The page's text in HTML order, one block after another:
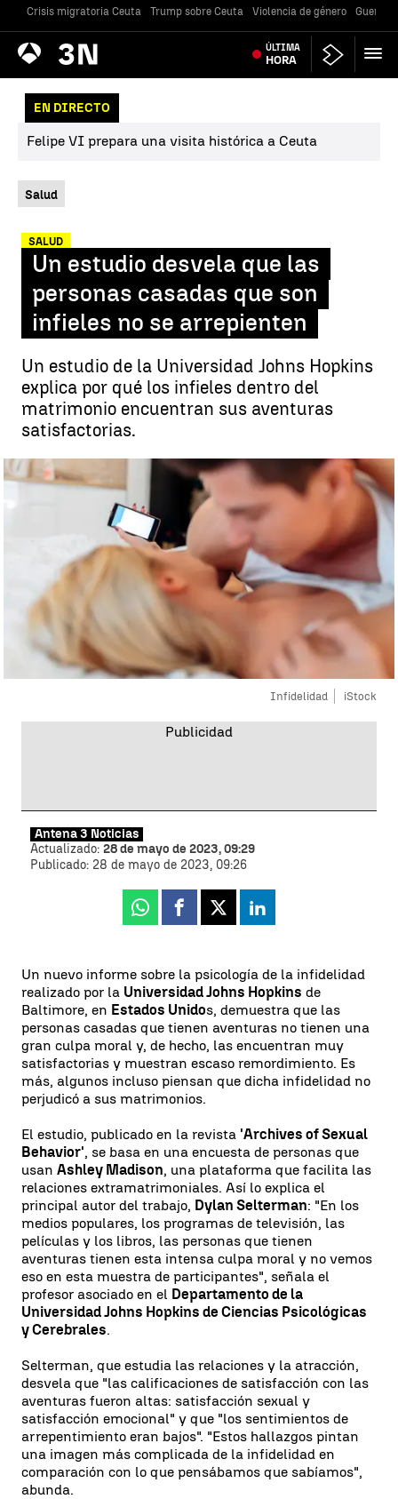
Crisis migratoria Ceuta Trump sobre Ceuta Violencia de género Guerra
Antena
3 Noticias ÚLTIMA
HORA
EN DIRECTO
Felipe VI prepara una visita histórica a Ceuta
Salud
SALUD
Un estudio desvela que las
personas casadas que son
infieles no se arrepienten
Un estudio de la Universidad Johns Hopkins
explica por qué los infieles dentro del
matrimonio encuentran sus aventuras
satisfactorias.
Infidelidad iStock
Antena 3 Noticias
Actualizado: 28 de mayo de 2023, 09:29
Publicado: 28 de mayo de 2023, 09:26
Whatsapp
Facebook
X Linkedin
Un nuevo informe sobre la psicología de la infidelidad
realizado por la Universidad Johns Hopkins de
Baltimore, en Estados Unidos, demuestra que las
personas casadas que tienen aventuras no tienen una
gran culpa moral y, de hecho, las encuentran muy
satisfactorias y muestran escaso remordimiento. Es
más, algunos incluso piensan que dicha infidelidad no
perjudicó a sus matrimonios.
El estudio, publicado en la revista 'Archives of Sexual
Behavior', se basa en una encuesta de personas que
usan Ashley Madison, una plataforma que facilita las
relaciones extramatrimoniales. Así lo explica el
principal autor del trabajo, Dylan Selterman: "En los
medios populares, los programas de televisión, las
películas y los libros, las personas que tienen
aventuras tienen esta intensa culpa moral y no vemos
eso en esta muestra de participantes", señala el
profesor asociado en el Departamento de la
Universidad Johns Hopkins de Ciencias Psicológicas
y Cerebrales.
Selterman, que estudia las relaciones y la atracción,
desvela que "las calificaciones de satisfacción con las
aventuras fueron altas: satisfacción sexual y
satisfacción emocional" y que "los sentimientos de
arrepentimiento eran bajos". "Estos hallazgos pintan
una imagen más complicada de la infidelidad en
comparación con lo que pensábamos que sabíamos",
abunda.